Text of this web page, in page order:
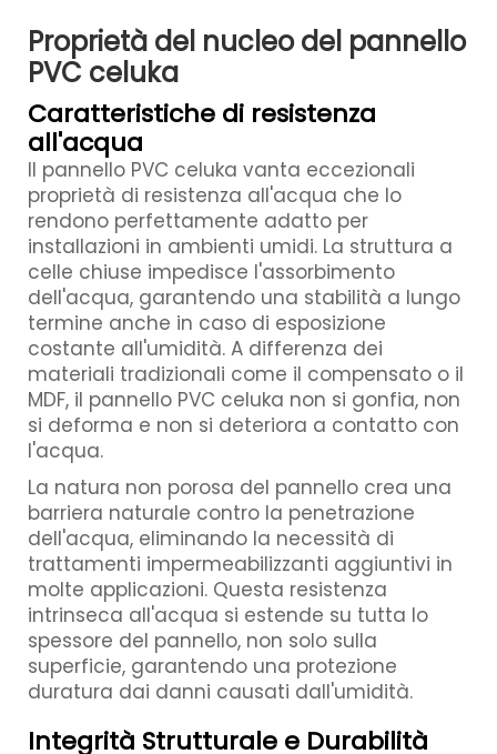
Proprietà del nucleo del pannello
PVC celuka
Caratteristiche di resistenza
all'acqua
Il pannello PVC celuka vanta eccezionali
proprietà di resistenza all'acqua che lo
rendono perfettamente adatto per
installazioni in ambienti umidi. La struttura a
celle chiuse impedisce l'assorbimento
dell'acqua, garantendo una stabilità a lungo
termine anche in caso di esposizione
costante all'umidità. A differenza dei
materiali tradizionali come il compensato o il
MDF, il pannello PVC celuka non si gonfia, non
si deforma e non si deteriora a contatto con
l'acqua.
La natura non porosa del pannello crea una
barriera naturale contro la penetrazione
dell'acqua, eliminando la necessità di
trattamenti impermeabilizzanti aggiuntivi in
molte applicazioni. Questa resistenza
intrinseca all'acqua si estende su tutta lo
spessore del pannello, non solo sulla
superficie, garantendo una protezione
duratura dai danni causati dall'umidità.
Integrità Strutturale e Durabilità